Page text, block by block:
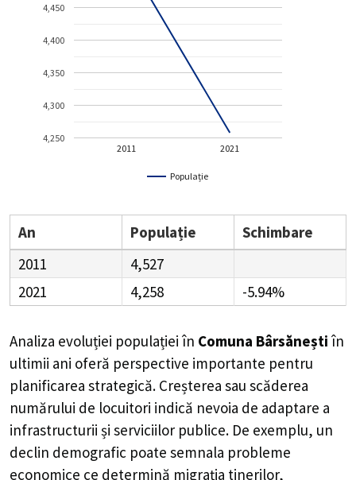
Populație
2011 2021
4,250
4,300
4,350
4,400
4,450
An Populație
Schimbare
2011
4,527
2021
4,258 -5.94%
Analiza evoluției populației în Comuna Bârsănești în
ultimii ani oferă perspective importante pentru
planificarea strategică. Creșterea sau scăderea
numărului de locuitori indică nevoia de adaptare a
infrastructurii și serviciilor publice. De exemplu, un
declin demografic poate semnala probleme
economice ce determină migrația tinerilor,